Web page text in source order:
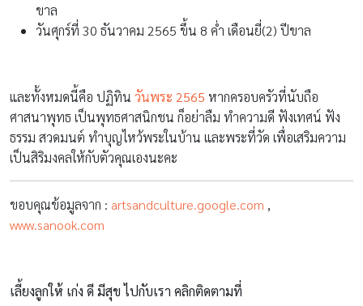
ขาล
วันศุกร์ที่ 30 ธันวาคม 2565 ขึ้น 8 ค่ำ เดือนยี่(2) ปีขาล
และทั้งหมดนี้คือ ปฏิทิน วันพระ 2565 หากครอบครัวที่นับถือ
ศาสนาพุทธ เป็นพุทธศาสนิกชน ก็อย่าลืม ทำความดี ฟังเทศน์ ฟัง
ธรรม สวดมนต์ ทำบุญไหว้พระในบ้าน และพระที่วัด เพื่อเสริมความ
เป็นสิริมงคลให้กับตัวคุณเองนะคะ
ขอบคุณข้อมูลจาก : artsandculture.google.com ,
www.sanook.com
เลี้ยงลูกให้ เก่ง ดี มีสุข ไปกับเรา คลิกติดตามที่